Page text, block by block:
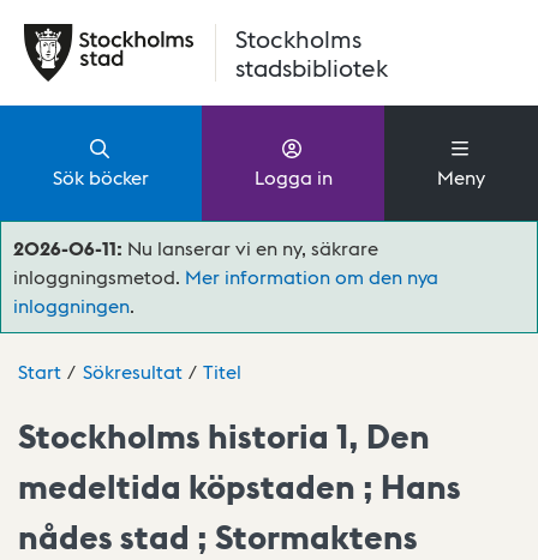
Stockholms
stadsbibliotek
Sök böcker Logga in Meny
2026-06-11: Nu lanserar vi en ny, säkrare
inloggningsmetod. Mer information om den nya
inloggningen.
Start Sökresultat Titel
Stockholms historia 1, Den
medeltida köpstaden ; Hans
nådes stad ; Stormaktens